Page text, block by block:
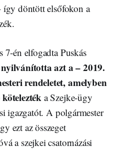
így döntött elsőfokon a
7-én elfogadta Puskás
azt a – 2019.
rendeletet, amelyben
a Szejke-ügy
igazgatót. A polgármester
ezt az összeget
a szejkei csatornázási